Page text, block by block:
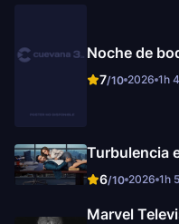
Noche de
7/10 2026 1h
Turbulencia
6/10 2026 1h
Marvel